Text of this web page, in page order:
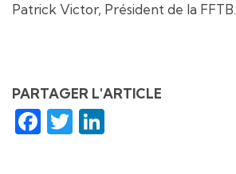
Patrick Victor, Président de la FFTB.
PARTAGER L'ARTICLE
Facebook
Twitter